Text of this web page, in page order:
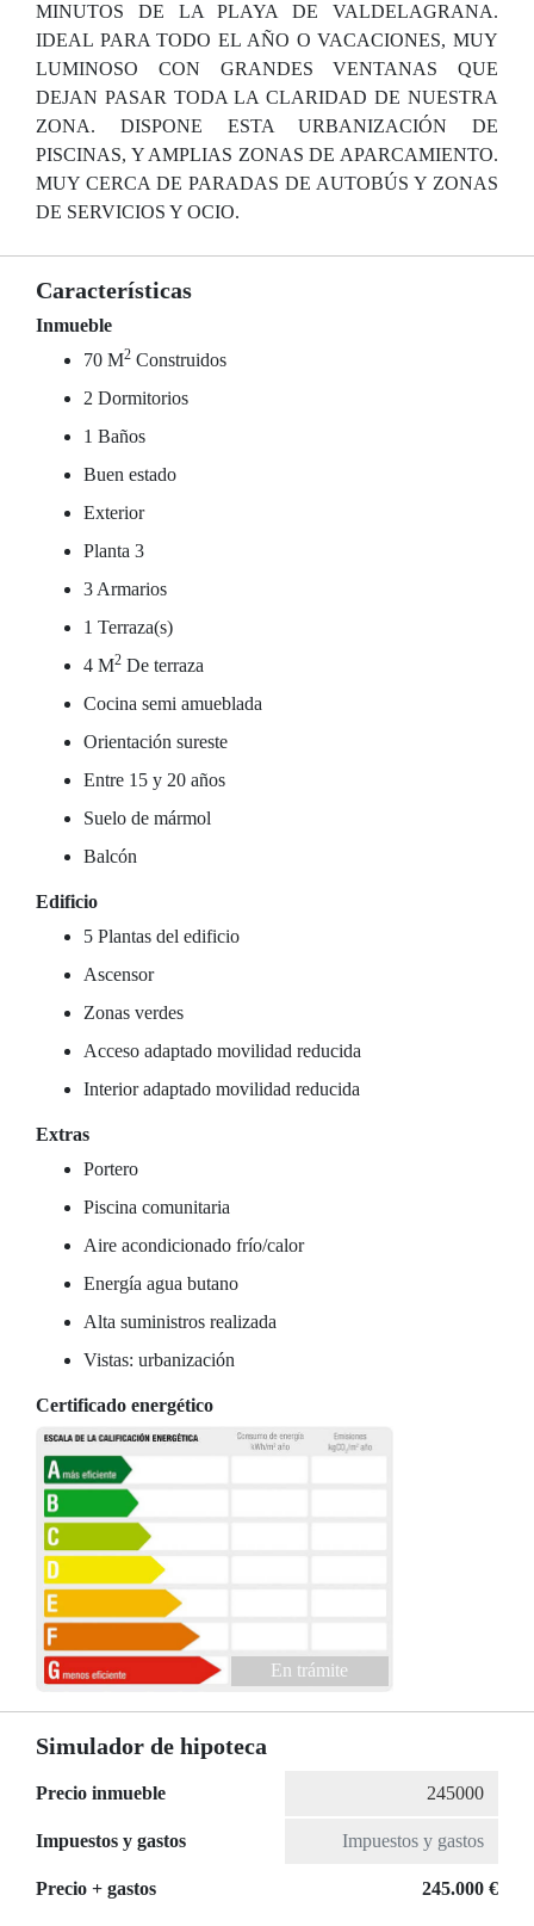
MINUTOS DE LA PLAYA DE VALDELAGRANA.
IDEAL PARA TODO EL AÑO O VACACIONES, MUY
LUMINOSO CON GRANDES VENTANAS QUE
DEJAN PASAR TODA LA CLARIDAD DE NUESTRA
ZONA. DISPONE ESTA URBANIZACIÓN DE
PISCINAS, Y AMPLIAS ZONAS DE APARCAMIENTO.
MUY CERCA DE PARADAS DE AUTOBÚS Y ZONAS
DE SERVICIOS Y OCIO.
Características
Inmueble
70 M2 Construidos
2 Dormitorios
1 Baños
Buen estado
Exterior
Planta 3
3 Armarios
1 Terraza(s)
4 M2 De terraza
Cocina semi amueblada
Orientación sureste
Entre 15 y 20 años
Suelo de mármol
Balcón
Edificio
5 Plantas del edificio
Ascensor
Zonas verdes
Acceso adaptado movilidad reducida
Interior adaptado movilidad reducida
Extras
Portero
Piscina comunitaria
Aire acondicionado frío/calor
Energía agua butano
Alta suministros realizada
Vistas: urbanización
Certificado energético
En trámite
Simulador de hipoteca
Precio inmueble
Impuestos y gastos
Precio + gastos 245.000 €